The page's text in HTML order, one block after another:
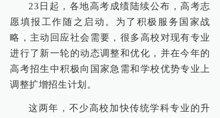
23日起，各地高考成绩陆续公布，高考志
愿填报工作随之启动。为了积极服务国家战
略，主动回应社会需要，很多高校对现有专业
进行了新一轮的动态调整和优化，并在今年的
高考招生中积极向国家急需和学校优势专业上
调整扩增招生计划。
这两年，不少高校加快传统学科专业的升